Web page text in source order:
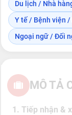
Du lịch / Nhà
Y tế / Bệnh viện /
Ngoại ngữ / Đối
MÔ TẢ
1. Tiếp nhận &